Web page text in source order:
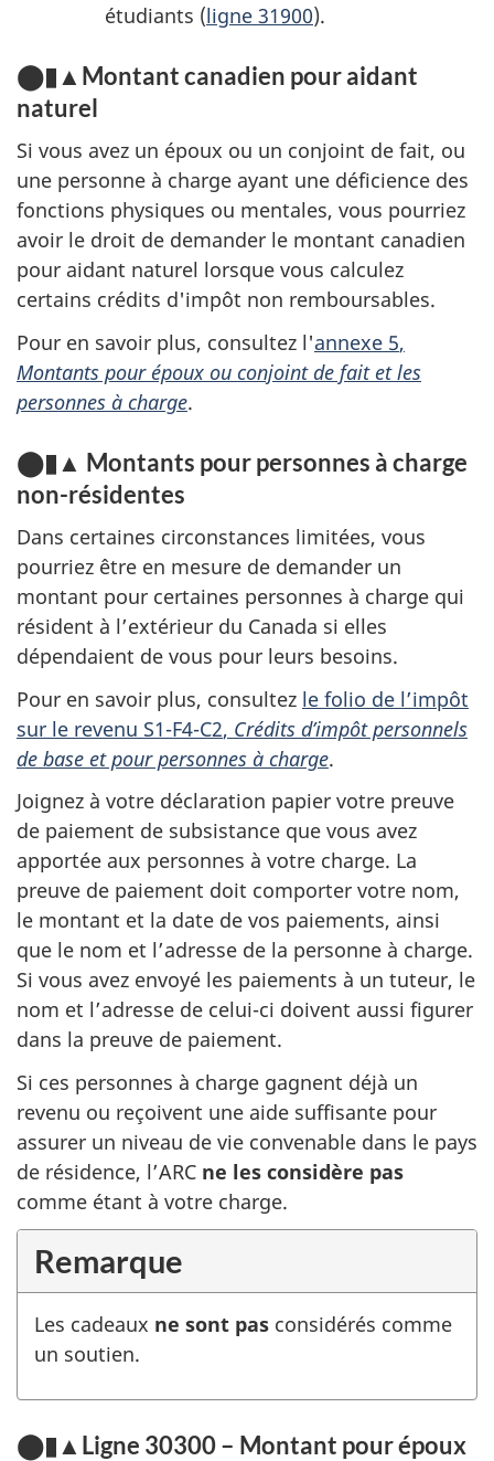
étudiants (ligne 31900).
⬤▮▲Montant canadien pour aidant
naturel
Si vous avez un époux ou un conjoint de fait, ou
une personne à charge ayant une déficience des
fonctions physiques ou mentales, vous pourriez
avoir le droit de demander le montant canadien
pour aidant naturel lorsque vous calculez
certains crédits d'impôt non remboursables.
Pour en savoir plus, consultez l'annexe 5,
Montants pour époux ou conjoint de fait et les
personnes à charge.
⬤▮▲ Montants pour personnes à charge
non-résidentes
Dans certaines circonstances limitées, vous
pourriez être en mesure de demander un
montant pour certaines personnes à charge qui
résident à l’extérieur du Canada si elles
dépendaient de vous pour leurs besoins.
Pour en savoir plus, consultez le folio de l’impôt
sur le revenu S1-F4-C2, Crédits d’impôt personnels
de base et pour personnes à charge.
Joignez à votre déclaration papier votre preuve
de paiement de subsistance que vous avez
apportée aux personnes à votre charge. La
preuve de paiement doit comporter votre nom,
le montant et la date de vos paiements, ainsi
que le nom et l’adresse de la personne à charge.
Si vous avez envoyé les paiements à un tuteur, le
nom et l’adresse de celui-ci doivent aussi figurer
dans la preuve de paiement.
Si ces personnes à charge gagnent déjà un
revenu ou reçoivent une aide suffisante pour
assurer un niveau de vie convenable dans le pays
de résidence, l’ARC ne les considère pas
comme étant à votre charge.
Remarque
Les cadeaux ne sont pas considérés comme
un soutien.
⬤▮▲Ligne 30300 – Montant pour époux